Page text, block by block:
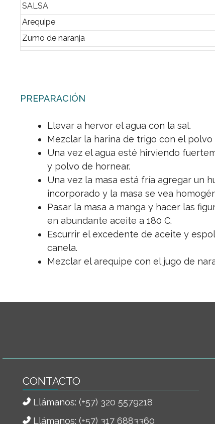
SALSA
Arequipe
Zumo de naranja
PREPARACIÓN
Llevar a hervor el agua con la sal.
Mezclar la harina de trigo con el polvo
Una vez el agua esté hirviendo
y polvo de hornear.
Una vez la masa está fría agregar un
incorporado y la masa se vea
Pasar la masa a manga y hacer las
en abundante aceite a 180 C.
Escurrir el excedente de aceite y
canela.
Mezclar el arequipe con el jugo de
CONTACTO
Llámanos: (+57) 320 5579218
Llámanos: (+57) 317 6883360